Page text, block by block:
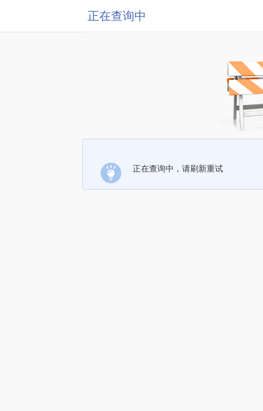
正在查询中
正在查询中，请刷新重试